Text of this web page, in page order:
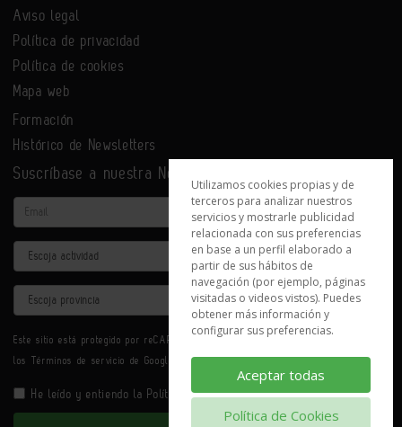
Aviso legal
Política de privacidad
Política de cookies
Mapa web
Formación
Histórico de Newsletters
Suscríbase a nuestra Newsletter
Email
Actividad
Provincia
Este sitio está protegido por reCAPTCHA y se aplican la
los Términos de servicio de Google.
He leído y entiendo la Política de Privacidad
Utilizamos cookies propias y de
terceros para analizar nuestros
servicios y mostrarle publicidad
relacionada con sus preferencias
en base a un perfil elaborado a
partir de sus hábitos de
navegación (por ejemplo, páginas
visitadas o videos vistos). Puedes
obtener más información y
configurar sus preferencias.
Aceptar todas
Política de Cookies